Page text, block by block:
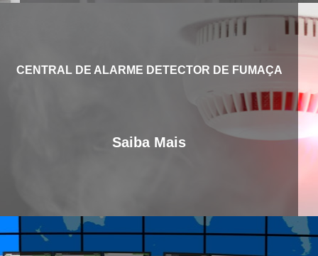
CENTRAL DE ALARME DETECTOR DE FUMAÇA
Saiba Mais